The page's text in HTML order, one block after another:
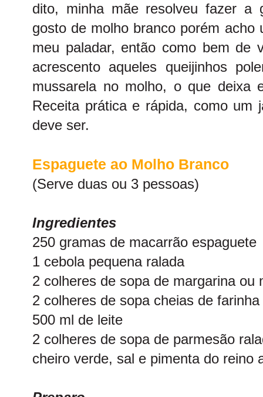
dito, minha mãe resolveu fazer a
gosto de molho branco porém acho
meu paladar, então como bem de
acrescento aqueles queijinhos
mussarela no molho, o que deixa
Receita prática e rápida, como um
deve ser.
Espaguete ao Molho Branco
(Serve duas ou 3 pessoas)
Ingredientes
250 gramas de macarrão espaguete
1 cebola pequena ralada
2 colheres de sopa de margarina ou
2 colheres de sopa cheias de
500 ml de leite
2 colheres de sopa de parmesão
cheiro verde, sal e pimenta do reino